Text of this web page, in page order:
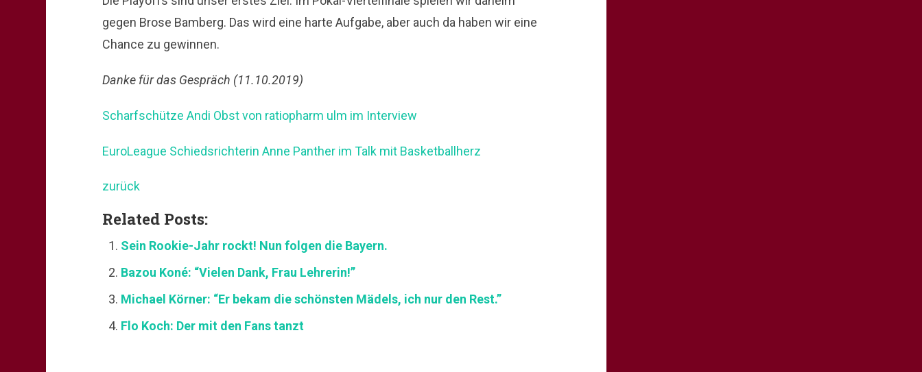
gegen Brose Bamberg. Das wird eine harte Aufgabe, aber auch da haben wir eine
Chance zu gewinnen.
Danke für das Gespräch (11.10.2019)
Scharfschütze Andi Obst von ratiopharm ulm im Interview
EuroLeague Schiedsrichterin Anne Panther im Talk mit Basketballherz
zurück
Related Posts:
Sein Rookie-Jahr rockt! Nun folgen die Bayern.
Bazou Koné: “Vielen Dank, Frau Lehrerin!”
Michael Körner: “Er bekam die schönsten Mädels, ich nur den Rest.”
Flo Koch: Der mit den Fans tanzt